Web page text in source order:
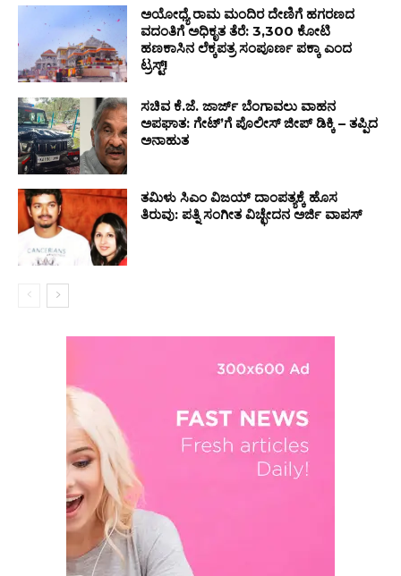
ಅಯೋಧ್ಯೆ ರಾಮ ಮಂದಿರ ದೇಣಿಗೆ ಹಗರಣದ
ವದಂತಿಗೆ ಅಧಿಕೃತ ತೆರೆ: ₹3,300 ಕೋಟಿ
ಹಣಕಾಸಿನ ಲೆಕ್ಕಪತ್ರ ಸಂಪೂರ್ಣ ಪಕ್ಕಾ ಎಂದ
ಟ್ರಸ್ಟ್!
ಸಚಿವ ಕೆ.ಜೆ. ಜಾರ್ಜ್ ಬೆಂಗಾವಲು ವಾಹನ
ಅಪಘಾತ: ಗೇಟ್ʼಗೆ ಪೊಲೀಸ್ ಜೀಪ್ ಡಿಕ್ಕಿ – ತಪ್ಪಿದ
ಅನಾಹುತ
ತಮಿಳು ಸಿಎಂ ವಿಜಯ್ ದಾಂಪತ್ಯಕ್ಕೆ ಹೊಸ
ತಿರುವು: ಪತ್ನಿ ಸಂಗೀತ ವಿಚ್ಛೇದನ ಅರ್ಜಿ ವಾಪಸ್